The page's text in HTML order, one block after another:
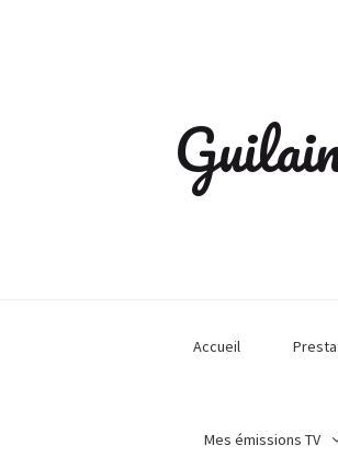
Accueil
Mes émissions TV